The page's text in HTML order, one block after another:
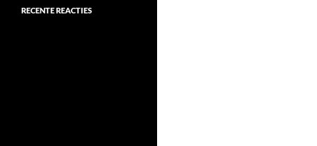
RECENTE REACTIES